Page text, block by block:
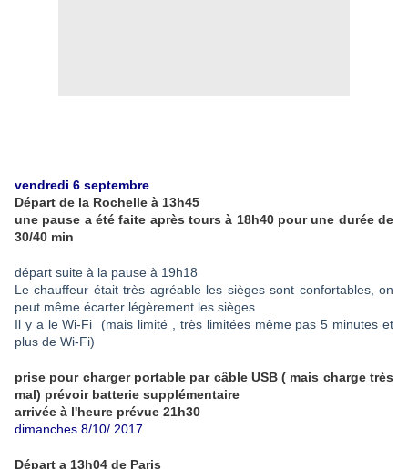
vendredi 6 septembre
Départ de la Rochelle à 13h45
une pause a été faite après tours à 18h40 pour une durée de
30/40 min
départ suite à la pause à 19h18
Le chauffeur était très agréable les sièges sont confortables, on
peut même écarter légèrement les sièges
Il y a le Wi-Fi (mais limité , très limitées même pas 5 minutes et
plus de Wi-Fi)
prise pour charger portable par câble USB ( mais charge très
mal) prévoir batterie supplémentaire
arrivée à l'heure prévue 21h30
dimanches 8/10/ 2017
Départ a 13h04 de Paris